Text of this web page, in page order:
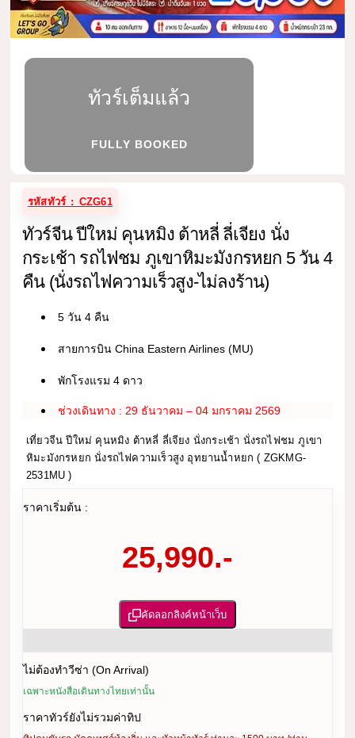
ทัวร์เต็มแล้ว
FULLY BOOKED
รหัสทัวร์ : CZG61
ทัวร์จีน ปีใหม่ คุนหมิง ต้าหลี่ ลี่เจียง นั่ง
กระเช้า รถไฟชม ภูเขาหิมะมังกรหยก 5 วัน 4
คืน (นั่งรถไฟความเร็วสูง-ไม่ลงร้าน)
5 วัน 4 คืน
สายการบิน China Eastern Airlines (MU)
พักโรงแรม 4 ดาว
ช่วงเดินทาง : 29 ธันวาคม – 04 มกราคม 2569
เที่ยวจีน ปีใหม่ คุนหมิง ต้าหลี่ ลี่เจียง นั่งกระเช้า นั่งรถไฟชม ภูเขา
หิมะมังกรหยก นั่งรถไฟความเร็วสูง อุทยานน้ำหยก ( ZGKMG-
2531MU )
ราคาเริ่มต้น :
25,990.-
คัดลอกลิงค์หน้าเว็บ
ไม่ต้องทำวีซ่า (On Arrival)
เฉพาะหนังสือเดินทางไทยเท่านั้น
ราคาทัวร์ยังไม่รวมค่าทิป